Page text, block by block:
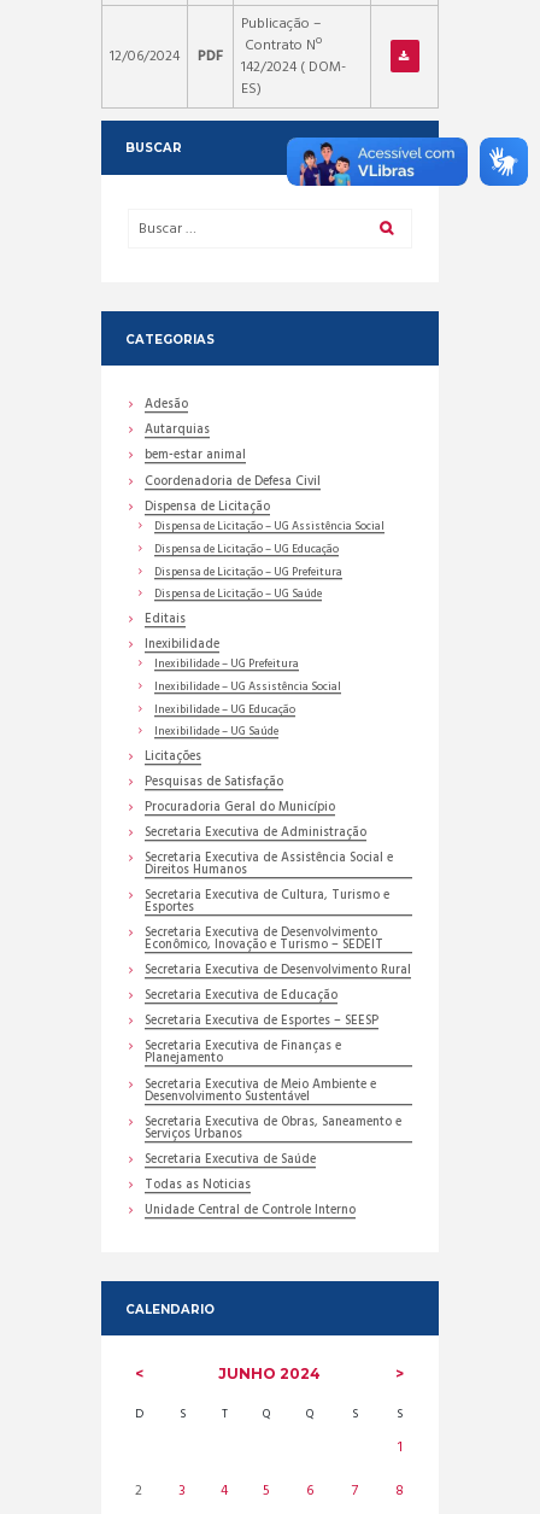
12/06/2024 PDF
Publicação –
Contrato Nº
142/2024 ( DOM-
ES)
BUSCAR
CATEGORIAS
Adesão
Autarquias
bem-estar animal
Coordenadoria de Defesa Civil
Dispensa de Licitação
Dispensa de Licitação – UG Assistência Social
Dispensa de Licitação – UG Educação
Dispensa de Licitação – UG Prefeitura
Dispensa de Licitação – UG Saúde
Editais
Inexibilidade
Inexibilidade – UG Prefeitura
Inexibilidade – UG Assistência Social
Inexibilidade – UG Educação
Inexibilidade – UG Saúde
Licitações
Pesquisas de Satisfação
Procuradoria Geral do Município
Secretaria Executiva de Administração
Secretaria Executiva de Assistência Social e
Direitos Humanos
Secretaria Executiva de Cultura, Turismo e
Esportes
Secretaria Executiva de Desenvolvimento
Econômico, Inovação e Turismo – SEDEIT
Secretaria Executiva de Desenvolvimento Rural
Secretaria Executiva de Educação
Secretaria Executiva de Esportes – SEESP
Secretaria Executiva de Finanças e
Planejamento
Secretaria Executiva de Meio Ambiente e
Desenvolvimento Sustentável
Secretaria Executiva de Obras, Saneamento e
Serviços Urbanos
Secretaria Executiva de Saúde
Todas as Noticias
Unidade Central de Controle Interno
CALENDARIO
JUNHO2024
D S T Q Q S S
1
2
3 4 5 6 7 8